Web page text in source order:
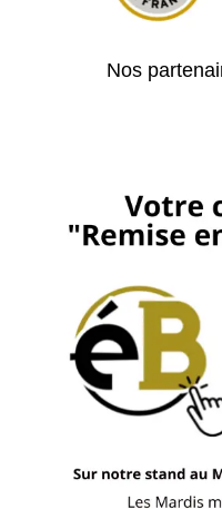
Nos